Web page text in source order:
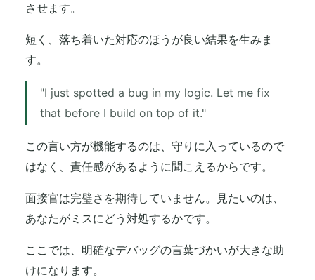
させます。
短く、落ち着いた対応のほうが良い結果を生みま
す。
"I just spotted a bug in my logic. Let me fix
that before I build on top of it."
この言い方が機能するのは、守りに入っているので
はなく、責任感があるように聞こえるからです。
面接官は完璧さを期待していません。見たいのは、
あなたがミスにどう対処するかです。
ここでは、明確なデバッグの言葉づかいが大きな助
けになります。